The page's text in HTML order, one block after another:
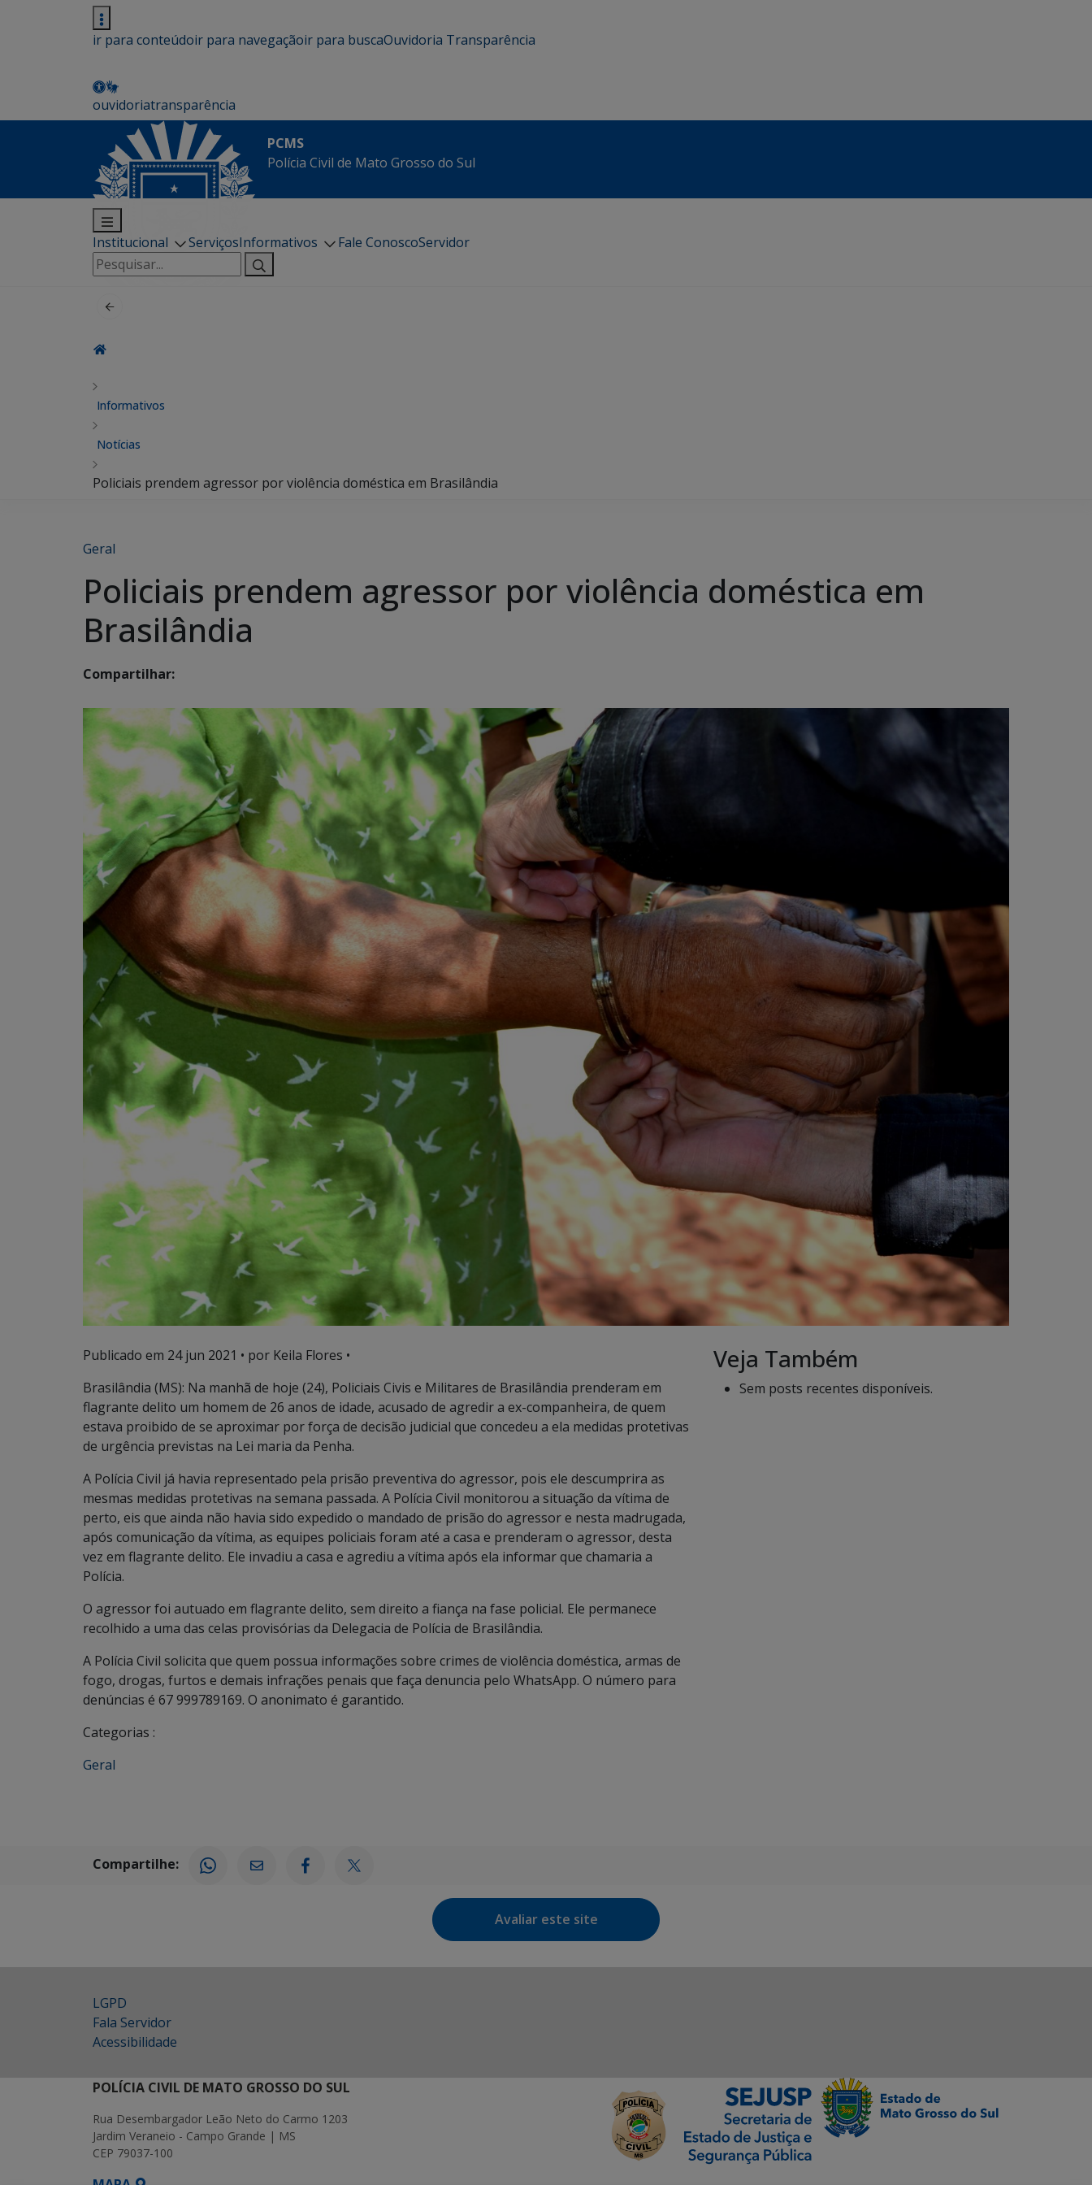
ir para conteúdoir para navegaçãoir para buscaOuvidoria Transparência
ouvidoriatransparência
PCMS
Polícia Civil de Mato Grosso do Sul
Institucional ServiçosInformativos Fale ConoscoServidor
Pesquisar
por:
Informativos
Notícias
Policiais prendem agressor por violência doméstica em Brasilândia
Geral
Policiais prendem agressor por violência doméstica em
Brasilândia
Compartilhar:
Publicado em 24 jun 2021 • por Keila Flores •
Brasilândia (MS): Na manhã de hoje (24), Policiais Civis e Militares de Brasilândia prenderam em
flagrante delito um homem de 26 anos de idade, acusado de agredir a ex-companheira, de quem
estava proibido de se aproximar por força de decisão judicial que concedeu a ela medidas protetivas
de urgência previstas na Lei maria da Penha.
A Polícia Civil já havia representado pela prisão preventiva do agressor, pois ele descumprira as
mesmas medidas protetivas na semana passada. A Polícia Civil monitorou a situação da vítima de
perto, eis que ainda não havia sido expedido o mandado de prisão do agressor e nesta madrugada,
após comunicação da vítima, as equipes policiais foram até a casa e prenderam o agressor, desta
vez em flagrante delito. Ele invadiu a casa e agrediu a vítima após ela informar que chamaria a
Polícia.
O agressor foi autuado em flagrante delito, sem direito a fiança na fase policial. Ele permanece
recolhido a uma das celas provisórias da Delegacia de Polícia de Brasilândia.
A Polícia Civil solicita que quem possua informações sobre crimes de violência doméstica, armas de
fogo, drogas, furtos e demais infrações penais que faça denuncia pelo WhatsApp. O número para
denúncias é 67 999789169. O anonimato é garantido.
Categorias :
Geral
Veja Também
Sem posts recentes disponíveis.
Compartilhe:
Avaliar este site
LGPD
Fala Servidor
Acessibilidade
POLÍCIA CIVIL DE MATO GROSSO DO SUL
Rua Desembargador Leão Neto do Carmo 1203
Jardim Veraneio - Campo Grande | MS
CEP 79037-100